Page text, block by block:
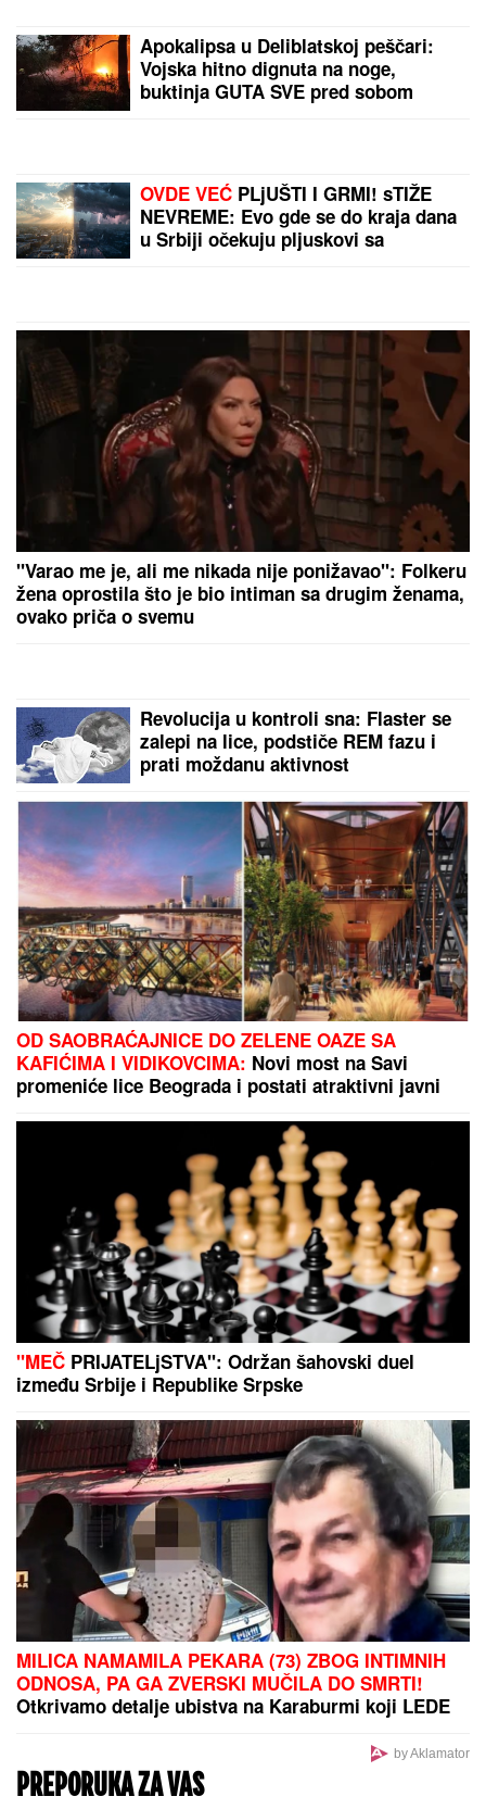
POLICAJCI UPALI U KUĆU U
SMEDEREVU, PA OSTALI U ŠOKU
Pronašli gomilu predmeta, a kada su
ugledali OVO odmah je usledilo
hapšenje
FOLK PEVAČICA POSETILA RODNO
MESTO NA KOSOVUPokazala kuću
u kojoj je odrasla, a malo ko zna da
je pre estrade radila kao
NASTAVNICA: "Svaki put plačem"
(VIDEO)
"POKOJNI MOMAK MI DOLAZI U SNOVE. Kad sam
ga videla u MRTVAČNICI, mislila sam da ću umreti",
turska glumica izgubila prvog dečka, a onda se
udala za čuvenog pevača i doživela turbulenciju od
braka
Apokalipsa u Deliblatskoj peščari:
Vojska hitno dignuta na noge,
buktinja GUTA SVE pred sobom